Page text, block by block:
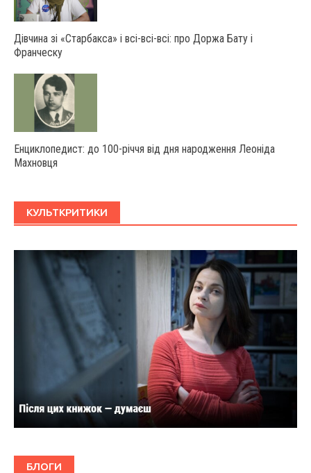
Дівчина зі «Старбакса» і всі-всі-всі: про Доржа Бату і
Франческу
Енциклопедист: до 100-річчя від дня народження Леоніда
Махновця
КУЛЬТКРИТИКИ
БЛОГИ